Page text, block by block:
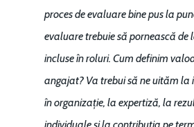
proces de evaluare bine pus la
evaluare trebuie să pornească de
incluse în roluri. Cum definim
angajat? Va trebui să ne uităm
în organizație, la expertiză, la